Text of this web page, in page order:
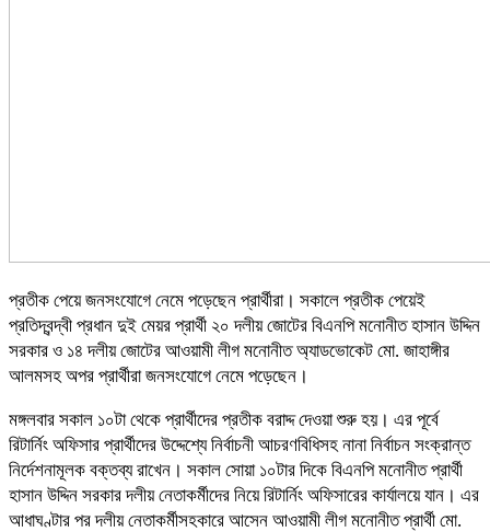
প্রতীক পেয়ে জনসংযোগে নেমে পড়েছেন প্রার্থীরা। সকালে প্রতীক পেয়েই
প্রতিদ্বন্দ্বী প্রধান দুই মেয়র প্রার্থী ২০ দলীয় জোটের বিএনপি মনোনীত হাসান উদ্দিন
সরকার ও ১৪ দলীয় জোটের আওয়ামী লীগ মনোনীত অ্যাডভোকেট মো. জাহাঙ্গীর
আলমসহ অপর প্রার্থীরা জনসংযোগে নেমে পড়েছেন।
মঙ্গলবার সকাল ১০টা থেকে প্রার্থীদের প্রতীক বরাদ্দ দেওয়া শুরু হয়। এর পূর্বে
রিটার্নিং অফিসার প্রার্থীদের উদ্দেশ্যে নির্বাচনী আচরণবিধিসহ নানা নির্বাচন সংক্রান্ত
নির্দেশনামূলক বক্তব্য রাখেন। সকাল সোয়া ১০টার দিকে বিএনপি মনোনীত প্রার্থী
হাসান উদ্দিন সরকার দলীয় নেতাকর্মীদের নিয়ে রিটার্নিং অফিসারের কার্যালয়ে যান। এর
আধাঘণ্টার পর দলীয় নেতাকর্মীসহকারে আসেন আওয়ামী লীগ মনোনীত প্রার্থী মো.